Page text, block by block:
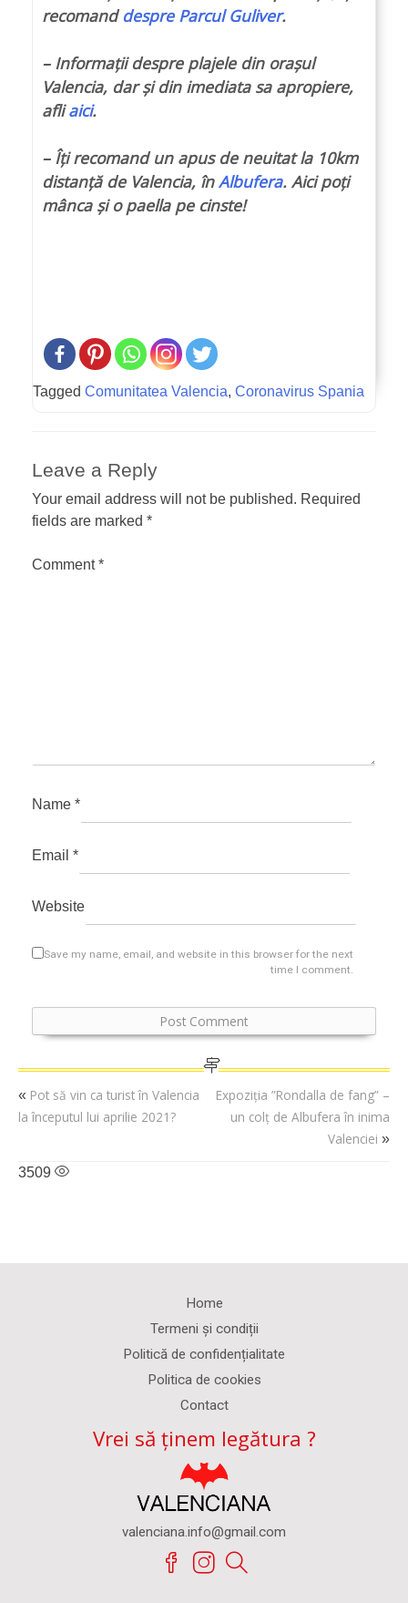
recomanddespre Parcul Guliver.
– Informații despre plajele din orașul
Valencia, dar și din imediata sa apropiere,
afliaici.
– Îți recomand un apus de neuitat la 10km
distanță de Valencia, înAlbufera. Aici poți
mânca și o paella pe cinste!
Tagged Comunitatea Valencia, Coronavirus Spania
Leave a Reply
Your email address will not be published. Required
fields are marked *
Comment*
Name *
Email *
Website
Save my name, email, and website in this browser for the next
time I comment.
« Pot să vin ca turist în Valencia
la începutul lui aprilie 2021?
Expoziția ”Rondalla de fang” –
un colț de Albufera în inima
Valenciei »
3509
Home
Termeni și condiții
Politică de confidențialitate
Politica de cookies
Contact
Vrei să ținem legătura ?
valenciana.info@gmail.com